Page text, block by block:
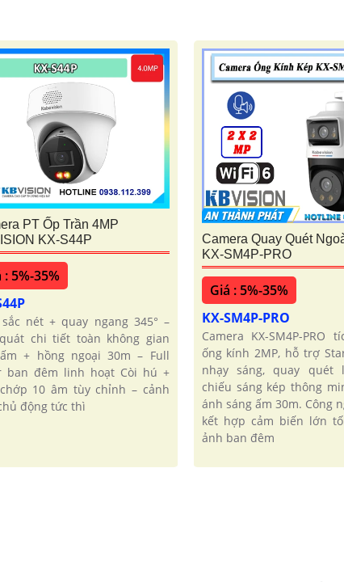
PT Ốp Trần 4MP
KX-S44P
: 5%-35%
sắc nét + quay ngang 345° –
chi tiết toàn không gian
ấm + hồng ngoại 30m – Full
ban đêm linh hoạt Còi hú +
10 âm tùy chỉnh – cảnh
động tức thì
Camera Quay Quét
KX-SM4P-PRO
Giá : 5%-35%
KX-SM4P-PRO
Camera KX-SM4P-PRO
ống kính 2MP, hỗ trợ
nhạy sáng, quay quét
chiếu sáng kép thông
ánh sáng ấm 30m. Công
kết hợp cảm biến lớn
ảnh ban đêm